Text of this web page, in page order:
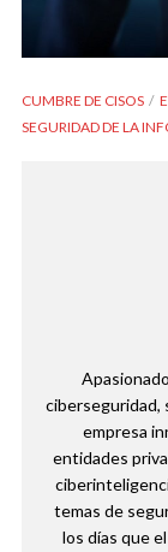
CUMBRE DE CISOS
SEGURIDAD DE LA
ciberseguridad,
empresa
entidades
temas de
los días que